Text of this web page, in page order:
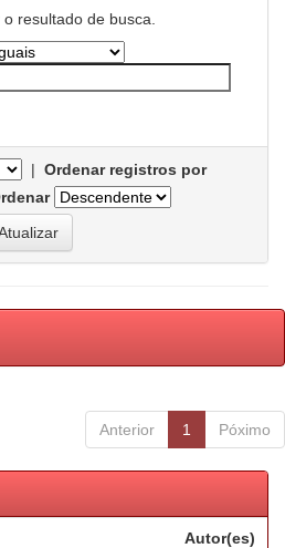
resultado de busca.
| Ordenar registros por
Anterior 1 Póximo
Autor(es)